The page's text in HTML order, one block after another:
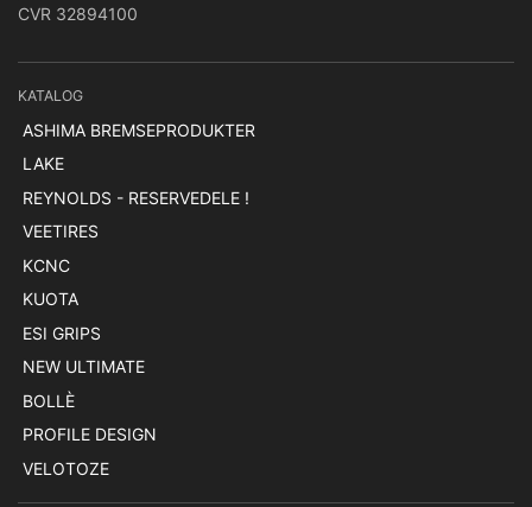
CVR 32894100
KATALOG
ASHIMA BREMSEPRODUKTER
LAKE
REYNOLDS - RESERVEDELE !
VEETIRES
KCNC
KUOTA
ESI GRIPS
NEW ULTIMATE
BOLLÈ
PROFILE DESIGN
VELOTOZE